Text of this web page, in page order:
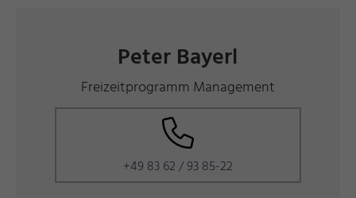
Peter Bayerl
Freizeitprogramm Management
+49 83 62 / 93 85-22